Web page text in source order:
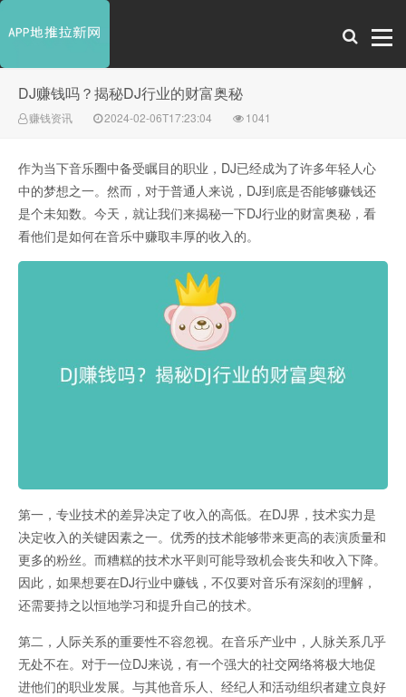
DJ赚钱吗？揭秘DJ行业的财富奥秘
赚钱资讯 2024-02-06T17:23:04 1041
作为当下音乐圈中备受瞩目的职业，DJ已经成为了许多年轻人心
中的梦想之一。然而，对于普通人来说，DJ到底是否能够赚钱还
是个未知数。今天，就让我们来揭秘一下DJ行业的财富奥秘，看
看他们是如何在音乐中赚取丰厚的收入的。
第一，专业技术的差异决定了收入的高低。在DJ界，技术实力是
决定收入的关键因素之一。优秀的技术能够带来更高的表演质量和
更多的粉丝。而糟糕的技术水平则可能导致机会丧失和收入下降。
因此，如果想要在DJ行业中赚钱，不仅要对音乐有深刻的理解，
还需要持之以恒地学习和提升自己的技术。
第二，人际关系的重要性不容忽视。在音乐产业中，人脉关系几乎
无处不在。对于一位DJ来说，有一个强大的社交网络将极大地促
进他们的职业发展。与其他音乐人、经纪人和活动组织者建立良好